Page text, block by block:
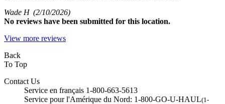
Wade H (2/10/2026)
No reviews have been submitted for this location.
View more reviews
Back
To Top
Contact Us
Service en français 1-800-663-5613
Service pour l'Amérique du Nord: 1-800-GO-U-HAUL(1-